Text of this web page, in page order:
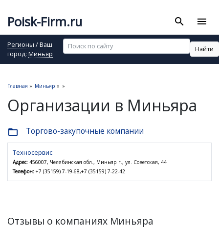
Poisk-Firm.ru search menu
Регионы / Ваш
город: Миньяр
Найти
Главная » Миньяр » »
Организации в Миньяра
folder_open Торгово-закупочные компании
Техносервис
Адрес: 456007, Челябинская обл., Миньяр г., ул. Советская, 44
Телефон: +7 (35159) 7-19-68,+7 (35159) 7-22-42
Отзывы о компаниях Миньяра